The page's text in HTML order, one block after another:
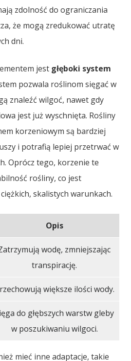
zdolność do ograniczania
że mogą zredukować utratę
dni.
jest głęboki system
pozwala roślinom sięgać w
znaleźć wilgoć, nawet gdy
jest już wyschnięta. Rośliny
korzeniowym są bardziej
i potrafią lepiej przetrwać w
Oprócz tego, korzenie te
rośliny, co jest
skalistych warunkach.
Opis
wodę, zmniejszając
transpirację.
większe ilości wody.
do głębszych warstw gleby
w poszukiwaniu wilgoci.
mieć inne adaptacje, takie